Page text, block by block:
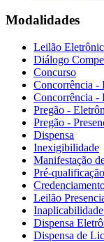
Modalidades
Leilão
Diálogo
Concurso
Concorrência -
Concorrência -
Pregão -
Pregão -
Dispensa
Inexigibilidade
Manifestação
Pré-qualificação
Leilão
Dispensa
Dispensa de